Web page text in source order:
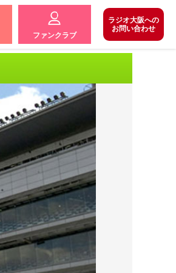
ファンクラブ
ラジオ大阪への
お問い合わせ